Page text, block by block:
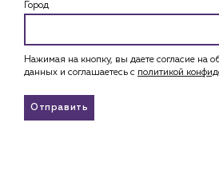
Город
Нажимая на кнопку, вы даете согласие на
данных и соглашаетесь c политикой
Отправить